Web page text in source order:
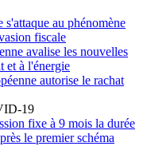
au phénomène
fiscale
avalise les nouvelles
et à l'énergie
autorise le rachat
19
fixe à 9 mois la durée
le premier schéma